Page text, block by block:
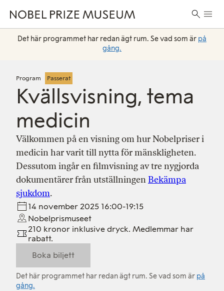
Skip
to
header
Skip
to
main
content
Skip
to
footer
Sök
efter:
Det här programmet har redan ägt rum. Se vad som är på
gång.
Program Passerat
Kvällsvisning, tema
medicin
Välkommen på en visning om hur Nobelpriser i
medicin har varit till nytta för mänskligheten.
Dessutom ingår en filmvisning av tre nygjorda
dokumentärer från utställningenBekämpa
sjukdom.
14 november 2025 16:00-19:15
Nobelprismuseet
210 kronor inklusive dryck. Medlemmar har
rabatt.
Boka biljett
Det här programmet har redan ägt rum. Se vad som är på
gång.